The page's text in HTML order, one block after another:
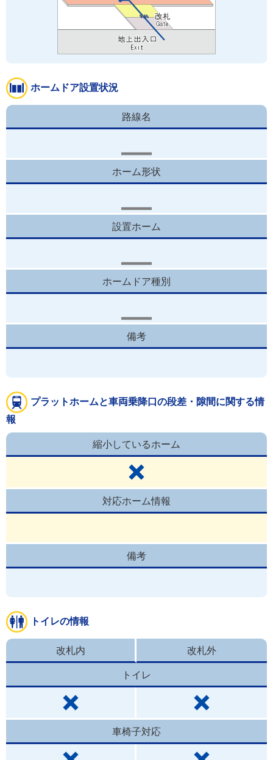
ホームドア設置状況
路線名
ホーム形状
設置ホーム
ホームドア種別
備考
プラットホームと車両乗降口の段差・隙間に関する情
報
縮小しているホーム
対応ホーム情報
備考
トイレの情報
改札内 改札外
トイレ
車椅子対応